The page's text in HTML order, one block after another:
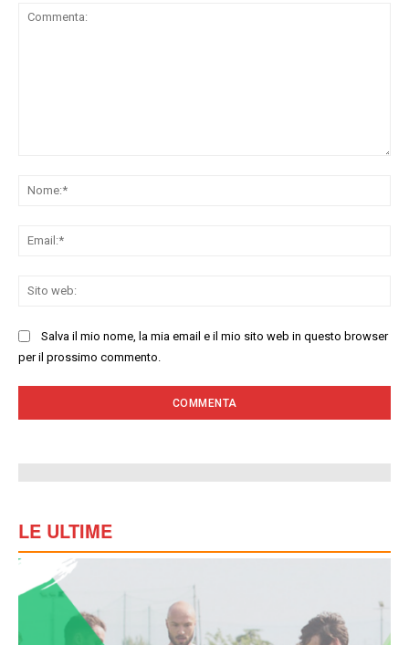
Salva il mio nome, la mia email e il mio sito web in questo browser
per il prossimo commento.
LE ULTIME